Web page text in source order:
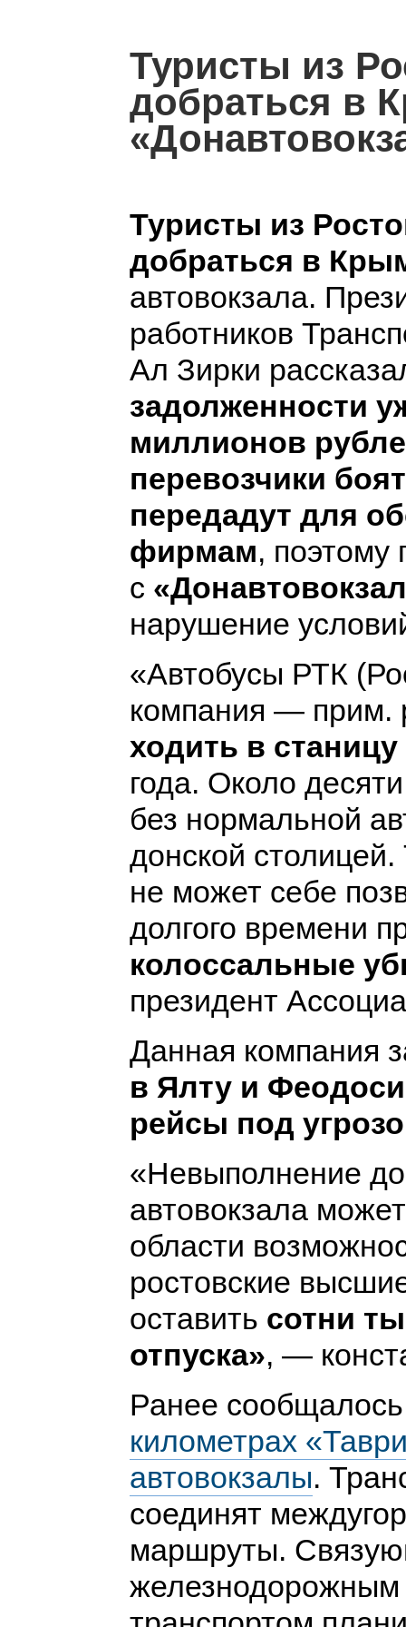
Туристы из
добраться в
Туристы из
добраться в
автовокзала.
работников
Ал Зирки
задолженности
миллионов рубле
перевозчики
передадут для
фирмам, поэтому
с
нарушение
«Автобусы РТК
компания — прим.
ходить в
года. Около
без нормальной
донской
не может себе
долгого времени
колоссальные
президент
Данная компания
в Ялту и
рейсы под
«Невыполнение
автовокзала
области
ростовские
оставить сотни
отпуска», —
Ранее
километрах
автовокзалы.
соединят
маршруты.